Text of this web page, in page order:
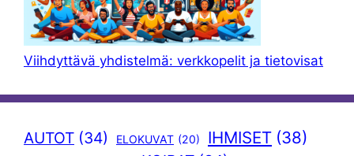
Viihdyttävä yhdistelmä: verkkopelit ja tietovisat
AUTOT (34) ELOKUVAT (20) IHMISET (38)